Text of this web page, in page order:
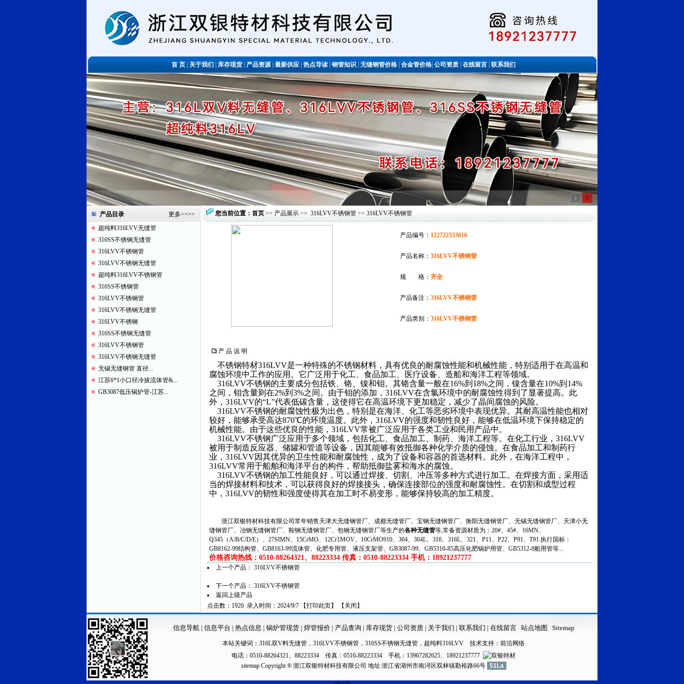
首 页关于我们库存现货|产品资源|最新供应|热点导读钢管知识无缝钢管价格合金管价格公司资质在线留言|联系我们
不锈钢管 1 2
产品目录 更多>>>>
超纯料316LVV无缝管
316SS不锈钢无缝管
316LVV不锈钢管
316LVV不锈钢无缝管
超纯料316LVV不锈钢管
316SS不锈钢管
316LVV不锈钢管
316LVV不锈钢无缝管
316LVV不锈钢
316SS不锈钢无缝管
316LVV不锈钢管
316LVV不锈钢无缝管
无锡无缝钢管 直径...
江苏6*1小口径冷拔流体管&...
GB3087低压锅炉管-江苏...
您当前位置： 首页 >> 产品展示 >> 316LVV不锈钢管 >> 316LVV不锈钢管
产品编号： 122722333616
产品名称： 316LVV不锈钢管
规 格：齐全
产品备注： 316LVV不锈钢管
产品类别： 316LVV不锈钢管
产 品 说 明
不锈钢特材316LVV是一种特殊的不锈钢材料，具有优良的耐腐蚀性能和机械性能，特别适用于在高温和
腐蚀环境中工作的应用。它广泛用于化工、食品加工、医疗设备、造船和海洋工程等领域。
316LVV不锈钢的主要成分包括铁、铬、镍和钼。其铬含量一般在16%到18%之间，镍含量在10%到14%
之间，钼含量则在2%到3%之间。由于钼的添加，316LVV在含氯环境中的耐腐蚀性得到了显著提高。此
外，316LVV的“L”代表低碳含量，这使得它在高温环境下更加稳定，减少了晶间腐蚀的风险。
316LVV不锈钢的耐腐蚀性极为出色，特别是在海洋、化工等恶劣环境中表现优异。其耐高温性能也相对
较好，能够承受高达870℃的环境温度。此外，316LVV的强度和韧性良好，能够在低温环境下保持稳定的
机械性能。由于这些优良的性能，316LVV常被广泛应用于各类工业和民用产品中。
316LVV不锈钢广泛应用于多个领域，包括化工、食品加工、制药、海洋工程等。在化工行业，316LVV
被用于制造反应器、储罐和管道等设备，因其能够有效抵御各种化学介质的侵蚀。在食品加工和制药行
业，316LVV因其优异的卫生性能和耐腐蚀性，成为了设备和容器的首选材料。此外，在海洋工程中，
316LVV常用于船舶和海洋平台的构件，帮助抵御盐雾和海水的腐蚀。
316LVV不锈钢的加工性能良好，可以通过焊接、切割、冲压等多种方式进行加工。在焊接方面，采用适
当的焊接材料和技术，可以获得良好的焊接接头，确保连接部位的强度和耐腐蚀性。在切割和成型过程
中，316LVV的韧性和强度使得其在加工时不易变形，能够保持较高的加工精度。
浙江双银特材科技有限公司常年销售天津大无缝钢管厂、成都无缝管厂、宝钢无缝钢管厂、衡阳无缝钢管厂、无锡无缝钢管厂、天津小无
缝钢管厂、冶钢无缝钢管厂、鞍钢无缝钢管厂、包钢无缝钢管厂等生产的各种无缝管等,常备资源材质为：20#、45#、16MN、
Q345（A/B/C/D/E）、27SIMN、15CrMO、12Cr1MOV、10CrMO910、304、304L、316、316L、321、P11、P22、P91、T91.执行国标：
GB8162-99结构管、GB8163-99流体管、化肥专用管、液压支架管、GB3087-99、GB5310-85高压化肥锅炉用管、GB5312-8船用管等...
价格咨询热线：0510-88264321、88223334 传真：0510-88223334 手机：18921237777
上一个产品： 316LVV不锈钢管
下一个产品： 316LVV不锈钢管
返回上级产品
点击数：1920 录入时间：2024/9/7 【打印此页】 【 关闭 】
信息导航| 信息平台 | 热点信息 | 锅炉管现货 | 焊管报价| 产品查询 | 库存现货 | 公司资质 | 关于我们 | 联系我们 | 在线留言 站点地图 Sitemap
本站关键词： 316L双V料无缝管 ， 316LVV不锈钢管 ， 316SS不锈钢无缝管 ， 超纯料316LVV 技术支持： 前沿网络
电话：0510-88264321、88223334 传真：0510-88223334 手机：13967282625、18921237777
sitemapCopyright ® 浙江双银特材科技有限公司 地址:浙江省湖州市南浔区双林镇勤裕路66号 51La